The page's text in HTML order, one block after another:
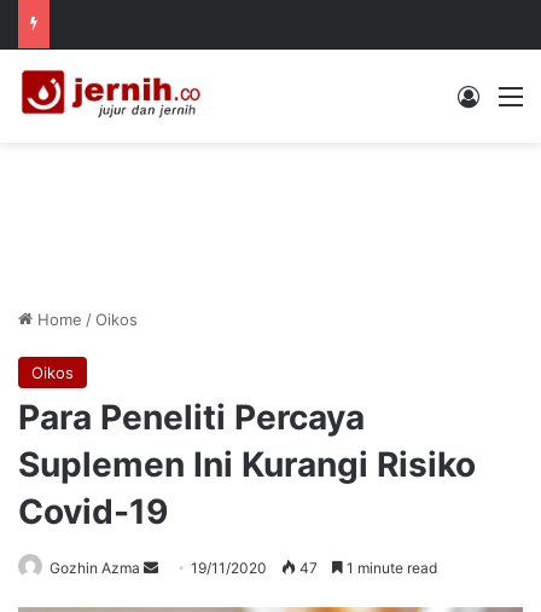
Log In
Home /Oikos
Oikos
Para Peneliti Percaya
Suplemen Ini Kurangi Risiko
Covid-19
Gozhin Azma
Send19/11/2020 47 1 minute read